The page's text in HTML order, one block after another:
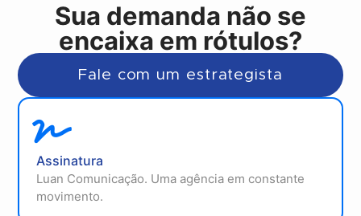
Sua demanda não se
encaixa em rótulos?
Fale com um estrategista
Assinatura
Luan Comunicação. Uma agência em constante
movimento.